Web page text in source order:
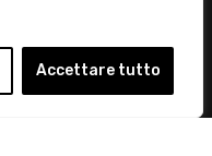
Accettare tutto